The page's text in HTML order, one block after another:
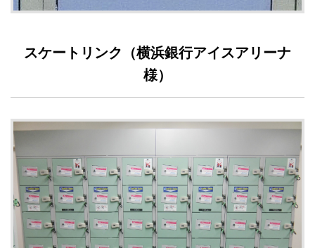
スケートリンク（横浜銀行アイスアリーナ
様）